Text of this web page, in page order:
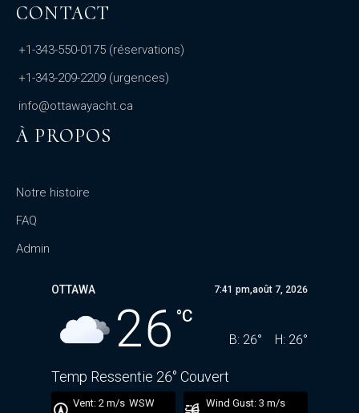
CONTACT
+1-343-550-0175 (réservations)
+1-343-209-2209 (urgences)
info@ottawayacht.ca
À PROPOS
Notre histoire
FAQ
Admin
OTTAWA 7:41 pm, août 7, 2026
26 °C
B: 26° H: 26°
Temp Ressentie 26° Couvert
Vent: 2 m/s WSW Wind Gust: 3 m/s